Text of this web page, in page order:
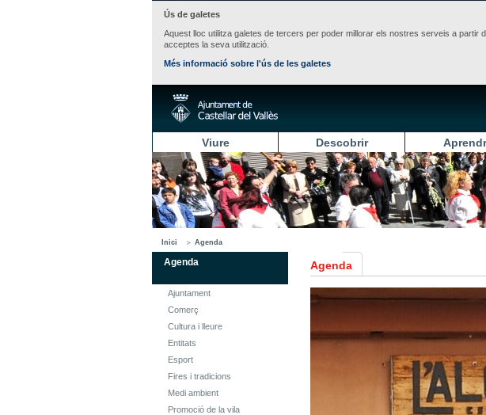
Ús de galetes
Aquest lloc utilitza galetes de tercers per poder millorar els nostres serveis a
acceptes la seva utilització.
Més informació sobre l'ús de les galetes
Viure Descobrir
Inici Agenda
Agenda
Ajuntament
Comerç
Cultura i lleure
Entitats
Esport
Fires i tradicions
Medi ambient
Promoció de la vila
Agenda